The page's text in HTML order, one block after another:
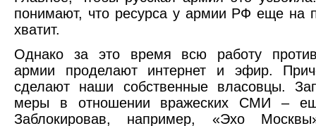
понимают, что ресурса у армии РФ еще на
хватит.
Однако за это время всю работу против
армии проделают интернет и эфир.
сделают наши собственные власовцы.
меры в отношении вражеских СМИ –
Заблокировав, например, «Эхо